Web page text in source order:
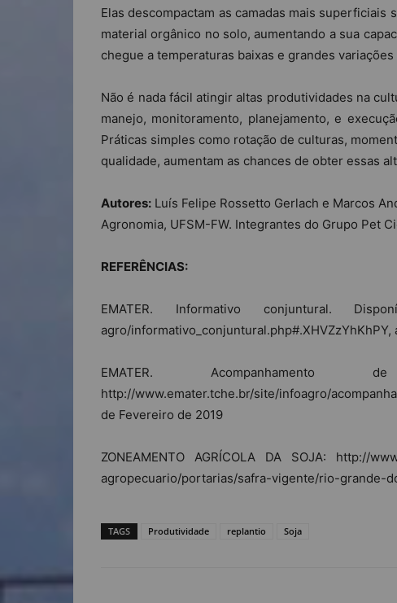
Elas descompactam as camadas mais
material orgânico no solo, aumentando a sua
chegue a temperaturas baixas e grandes
Não é nada fácil atingir altas produtividades na
manejo, monitoramento, planejamento, e
Práticas simples como rotação de culturas,
qualidade, aumentam as chances de obter essas
Autores: Luís Felipe Rossetto Gerlach e Marcos
Agronomia, UFSM-FW. Integrantes do Grupo Pet
REFERÊNCIAS:
EMATER. Informativo conjuntural.
agro/
EMATER.
http://www.emater.tche.br/site/infoagro/
de Fevereiro de 2019
ZONEAMENTO AGRÍCOLA DA SOJA: http://
agropecuario/portarias/safra-vigente/rio-grande-
TAGS Produtividade replantio Soja